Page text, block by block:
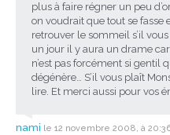
plus à faire régner un peu
on voudrait que tout se
retrouver le sommeil s’il
un jour il y aura un drame
n’est pas forcément si gentil
dégénère… S’il vous plaît
lire. Et merci aussi pour vos
nami le 12 novembre 2008, à